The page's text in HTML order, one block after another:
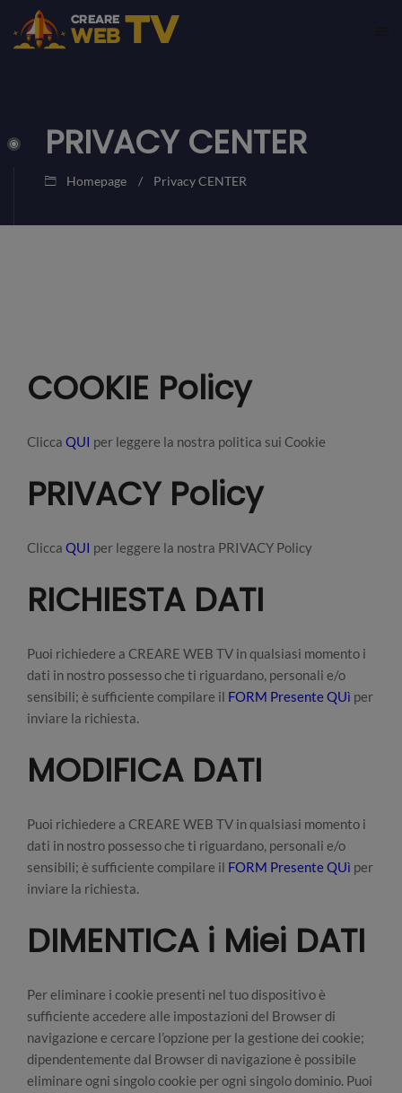
PRIVACY CENTER
Homepage Privacy CENTER
COOKIE Policy
Clicca QUI per leggere la nostra politica sui Cookie
PRIVACY Policy
Clicca QUI per leggere la nostra PRIVACY Policy
RICHIESTA DATI
Puoi richiedere a CREARE WEB TV in qualsiasi momento i
dati in nostro possesso che ti riguardano, personali e/o
sensibili; è sufficiente compilare il FORM Presente QUì per
inviare la richiesta.
MODIFICA DATI
Puoi richiedere a CREARE WEB TV in qualsiasi momento i
dati in nostro possesso che ti riguardano, personali e/o
sensibili; è sufficiente compilare il FORM Presente QUì per
inviare la richiesta.
DIMENTICA i Miei DATI
Per eliminare i cookie presenti nel tuo dispositivo è
sufficiente accedere alle impostazioni del Browser di
navigazione e cercare l’opzione per la gestione dei cookie;
dipendentemente dal Browser di navigazione è possibile
eliminare ogni singolo cookie per ogni singolo dominio. Puoi